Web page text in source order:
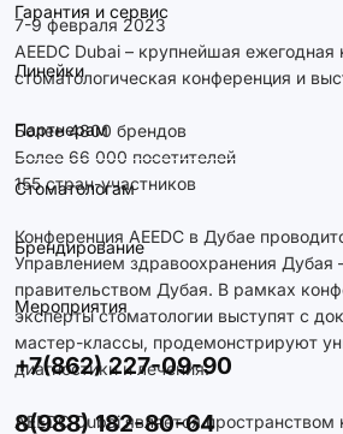
Гарантия и сервис
Линейки
Партнерам
Стоматологам
Брендирование
Мероприятия
+7(862) 227-09-90
8(988) 182-80-64
7-9 февраля 2023
AEEDC Dubai – крупнейшая ежегодная
стоматологическая конференция и
Более 4800 брендов
Более 66 000 посетителей
155 стран-участников
Конференция AEEDC в Дубае
Управлением здравоохранения Дубая
правительством Дубая. В рамках
эксперты стоматологии выступят с
мастер-классы, продемонстрируют
диагностики и лечения.
AEEDC Dubai является пространством